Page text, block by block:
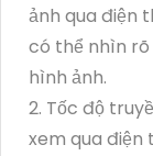
ảnh qua điện
có thể nhìn
hình ảnh.
2. Tốc độ
xem qua điện